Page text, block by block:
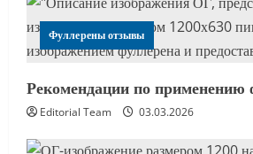
Фуллерены отзывы
Рекомендации по применению
Editorial Team 03.03.2026